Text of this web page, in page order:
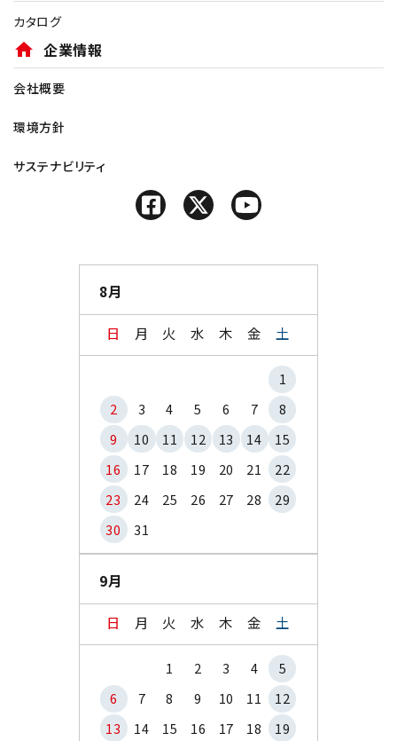
カタログ
home 企業情報
会社概要
環境方針
サステナビリティ
8月
日 月 火 水 木 金 土
1
2
3 4 5 6 7
8
9
10 11 12 13 14
15
16
17 18 19 20 21
22
23
24 25 26 27 28
29
30
31
9月
日 月 火 水 木 金 土
1 2 3 4
5
6
7 8 9 10 11
12
13
14 15 16 17 18 19